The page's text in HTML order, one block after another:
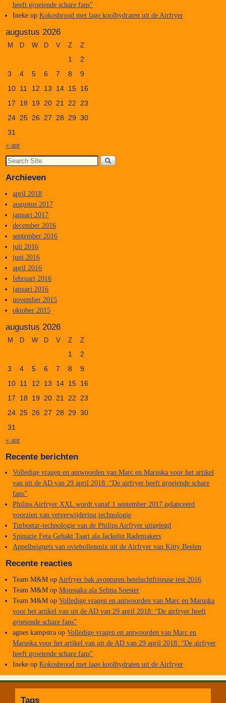
heeft groeiende schare fans”
Ineke opKokosbrood met lage koolhydraten uit de Airfryer
augustus 2026
M D W D V Z Z
1
2
3
4 5 6 7 8
9
10 11 12 13 14 15 16
17
18 19 20 21 22 23
24 25 26 27 28 29 30
31
« apr
Archieven
april 2018
augustus 2017
januari 2017
december 2016
september 2016
juli 2016
juni 2016
april 2016
februari 2016
januari 2016
november 2015
oktober 2015
augustus 2026
M D W D V Z Z
1
2
3
4 5 6 7 8
9
10 11 12 13 14 15 16
17
18 19 20 21 22
23
24 25 26 27 28 29 30
31
« apr
Recente berichten
Volledige vragen en antwoorden van Marc en Maruska voor het artikel
van uit de AD van 29 april 2018: “De airfryer heeft groeiende schare
fans”
Philips Airfryer XXL wordt vanaf 1 september 2017 gelanceerd
voorzien van vetverwijdering technologie
Turbostar-technologie van de Philips Airfryer uitgelegd
Spinazie Feta Gehakt Taart ala Jackelin Rademakers
Appelbeignets van oviebollenmix uit de Airfryer van Kitty Beelen
Recente reacties
Team M&M op Airfryer bak avonturen heteluchtfriteuse test 2016
Team M&M opMoussaka ala Selma Soester
Team M&M opVolledige vragen en antwoorden van Marc en Maruska
voor het artikel van uit de AD van 29 april 2018: “De airfryer heeft
groeiende schare fans”
agnes kampstra opVolledige vragen en antwoorden van Marc en
Maruska voor het artikel van uit de AD van 29 april 2018: “De airfryer
heeft groeiende schare fans”
Ineke opKokosbrood met lage koolhydraten uit de Airfryer
Tags